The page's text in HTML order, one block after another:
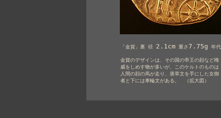
「金貨」裏 径 2.1cm 重さ 7.75g 年
金貨のデザインは、その国の帝王の顔など権
威をしめす物が多いが、このケルトのものは
人間の顔の馬が走り、唐草文を手にした女御
者と下には車輪文がある。
（拡大図）